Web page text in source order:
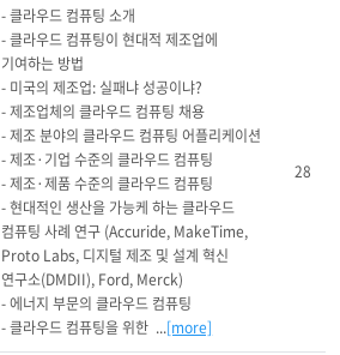
- 클라우드 컴퓨팅 소개
- 클라우드 컴퓨팅이 현대적 제조업에
기여하는 방법
- 미국의 제조업: 실패냐 성공이냐?
- 제조업체의 클라우드 컴퓨팅 채용
- 제조 분야의 클라우드 컴퓨팅 어플리케이션
- 제조·기업 수준의 클라우드 컴퓨팅
- 제조·제품 수준의 클라우드 컴퓨팅
- 현대적인 생산을 가능케 하는 클라우드
컴퓨팅 사례 연구 (Accuride, MakeTime,
Proto Labs, 디지털 제조 및 설계 혁신
연구소(DMDII), Ford, Merck)
- 에너지 부문의 클라우드 컴퓨팅
- 클라우드 컴퓨팅을 위한  ...[more]
28